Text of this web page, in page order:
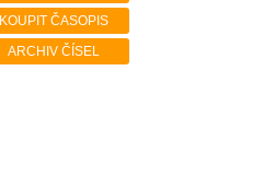
KOUPIT ČASOPIS
ARCHIV ČÍSEL